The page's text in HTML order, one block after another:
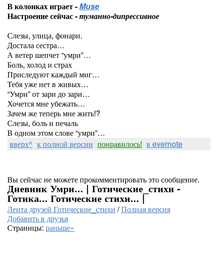
В колонках играет -Muse
Настроение сейчас -туманно-дипрессивное
Слезы, улица, фонари.
Достала сестра…
А ветер шепчет “умри”…
Боль, холод и страх
Приследуют каждый миг…
Тебя уже нет в живых…
“Умри” от зари до зари…
Хочется мне убежать…
Зачем же теперь мне жить!?
Слезы, боль и печаль
В одном этом слове “умри”…
вверх^ к полной версии понравилось! в evernote
Вы сейчас не можете прокомментировать это сообщение.
Дневник Умри... | Готические_стихи -
Готика... Готические стихи... |
Лента друзей Готические_стихи /Полная версия
Добавить в друзья
Страницы: раньше»